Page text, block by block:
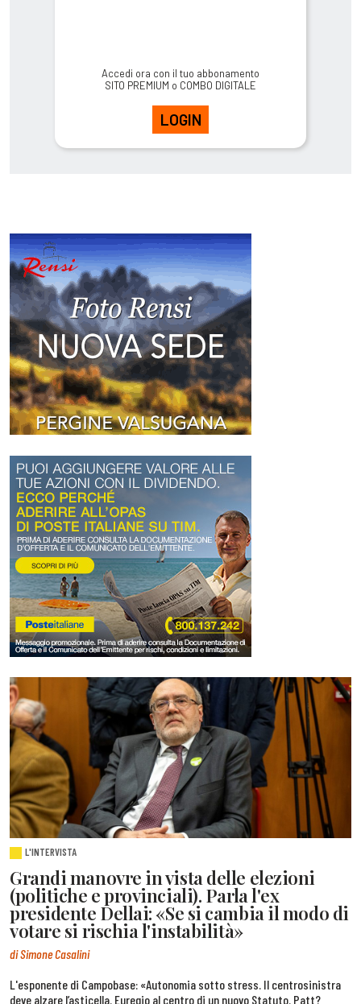
Accedi ora con il tuo abbonamento
SITO PREMIUM o COMBO DIGITALE
LOGIN
L'INTERVISTA
Grandi manovre in vista delle elezioni
(politiche e provinciali). Parla l'ex
presidente Dellai: «Se si cambia il modo di
votare si rischia l'instabilità»
di Simone Casalini
L'esponente di Campobase: «Autonomia sotto stress. Il centrosinistra
deve alzare l’asticella. Euregio al centro di un nuovo Statuto. Patt?